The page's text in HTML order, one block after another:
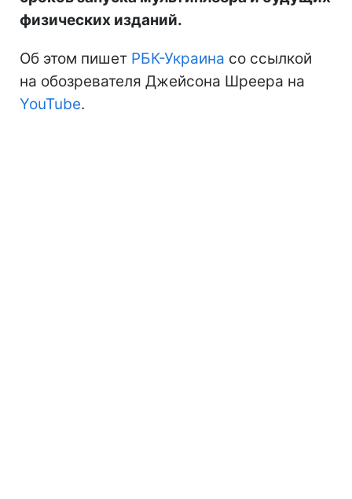
физических изданий.
Об этом пишет РБК-Украина со ссылкой
на обозревателя Джейсона Шреера на
YouTube.